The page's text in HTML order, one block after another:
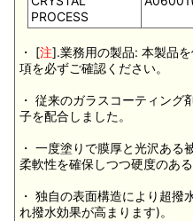
PROCESS
・ [注].業務用の製品: 本製品
項を必ずご確認ください。
・ 従来のガラスコーティン
子を配合しました。
・ 一度塗りで膜厚と光沢あ
柔軟性を確保しつつ硬度のあ
・ 独自の表面構造により超撥
れ撥水効果が高まります)。